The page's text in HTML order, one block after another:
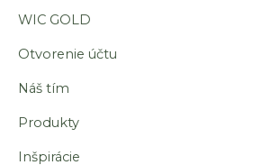
WIC GOLD
Otvorenie účtu
Náš tím
Produkty
Inšpirácie